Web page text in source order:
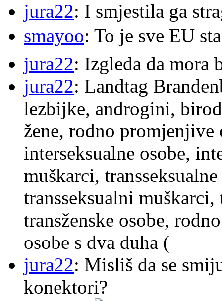
jura22: I smjestila ga
smayoo: To je sve EU
jura22: Izgleda da mora
jura22: Landtag
lezbijke, androgini,
žene, rodno
interseksualne osobe,
muškarci,
transseksualni muškarci,
transženske osobe,
osobe s dva duha (
jura22: Misliš da se
konektori?